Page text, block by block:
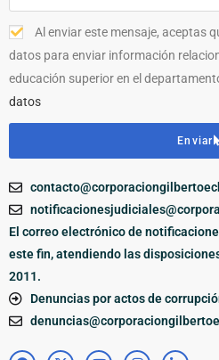
Al enviar este mensaje, aceptas
datos para enviar información
educación superior en el
datos
Enviar
El correo electrónico de
este fin, atendiendo las
2011.
Denuncias por actos de